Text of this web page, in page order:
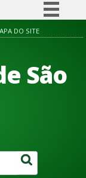
informação
DO SITE
São